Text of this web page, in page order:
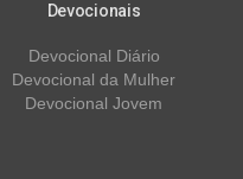
Devocionais
Devocional Diário
Devocional da Mulher
Devocional Jovem